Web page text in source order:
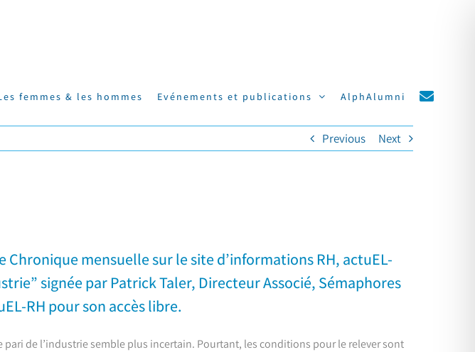
femmes & les hommes Evénements et publications AlphAlumni
Previous Next
mensuelle sur le site d’informations RH, actuEL-
signée par Patrick Taler, Directeur Associé, Sémaphores
RH pour son accès libre.
de l’industrie semble plus incertain. Pourtant, les conditions pour le relever sont